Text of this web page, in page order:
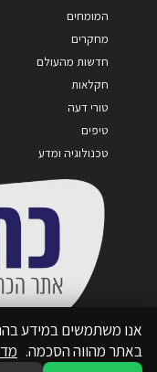
המומחים
מחקרים
חדשות מהעולם
חקלאות
טורי דעה
טיפים
טכנולוגיה ומדע
אנו משתמשים במידע
באתר מהווה הסכמה.